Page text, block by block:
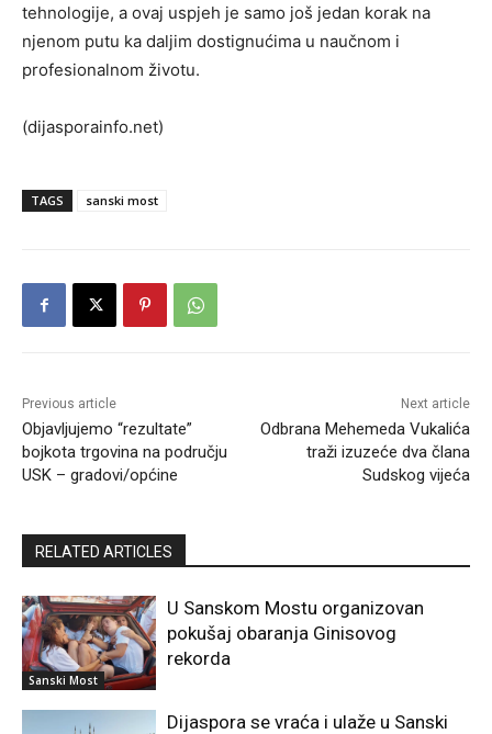
tehnologije, a ovaj uspjeh je samo još jedan korak na
njenom putu ka daljim dostignućima u naučnom i
profesionalnom životu.
(dijasporainfo.net)
TAGS sanski most
Previous article
Objavljujemo “rezultate”
bojkota trgovina na području
USK – gradovi/općine
Next article
Odbrana Mehemeda Vukalića
traži izuzeće dva člana
Sudskog vijeća
RELATED ARTICLES
Sanski Most
U Sanskom Mostu organizovan
pokušaj obaranja Ginisovog
rekorda
Dijaspora se vraća i ulaže u Sanski